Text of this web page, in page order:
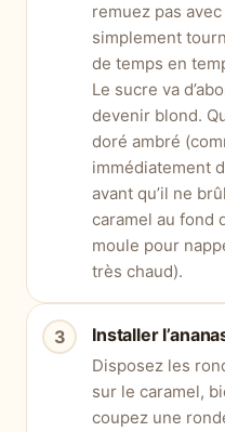
remuez pas
simplement
de temps en
Le sucre va
devenir blond.
doré ambré
immédiatement
avant qu’il ne
caramel au fond
moule pour
très chaud).
Installer
Disposez les
sur le caramel,
coupez une